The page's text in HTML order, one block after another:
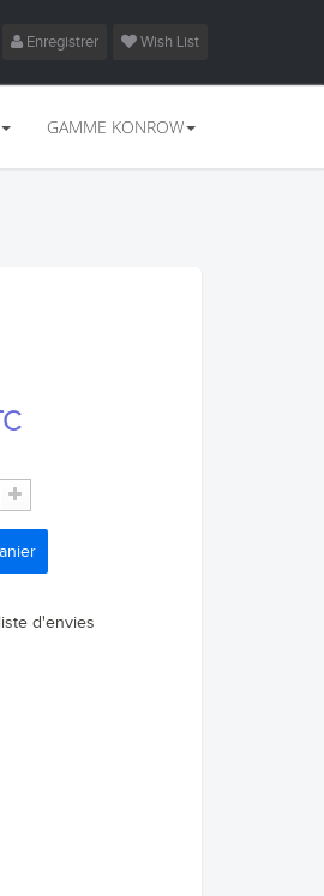
Enregistrer Wish List
GAMME KONROW
d'envies